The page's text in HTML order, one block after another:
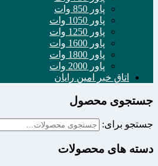
پاور 850 وات
پاور 1050 وات
پاور 1250 وات
پاور 1600 وات
پاور 1800 وات
پاور 2000 وات
اتاق خبر امین رایان
جستجوی محصول
جستجو برای:
دسته های محصولات